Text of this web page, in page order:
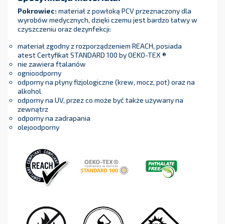
Pokrowiec:materiał z powłoką PCV przeznaczony dla
wyrobów medycznych, dzięki czemu jest bardzo łatwy w
czyszczeniu oraz dezynfekcji:
materiał zgodny z rozporządzeniem REACH, posiada
atest Certyfikat STANDARD 100 by OEKO-TEX ®
nie zawiera ftalanów
ognioodporny
odporny na płyny fizjologiczne (krew, mocz, pot) oraz na
alkohol
odporny na UV, przez co może być także używany na
zewnątrz
odporny na zadrapania
olejoodporny